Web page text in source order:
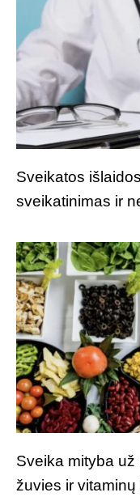
Sveikatos
sveikatinimas ir
Sveika mityba
žuvies ir